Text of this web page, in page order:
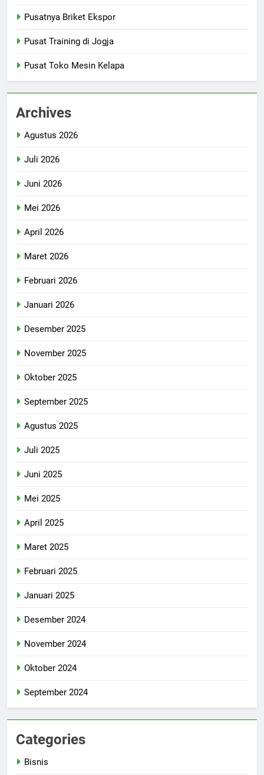
Pusatnya Briket Ekspor
Pusat Training di Jogja
Pusat Toko Mesin Kelapa
Archives
Agustus 2026
Juli 2026
Juni 2026
Mei 2026
April 2026
Maret 2026
Februari 2026
Januari 2026
Desember 2025
November 2025
Oktober 2025
September 2025
Agustus 2025
Juli 2025
Juni 2025
Mei 2025
April 2025
Maret 2025
Februari 2025
Januari 2025
Desember 2024
November 2024
Oktober 2024
September 2024
Categories
Bisnis